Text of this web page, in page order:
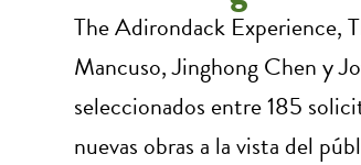
The Adirondack Experience,
Mancuso, Jinghong Chen y
seleccionados entre 185
nuevas obras a la vista del